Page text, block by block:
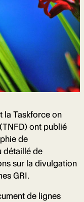
la Taskforce on
ont publié
de
détaillé de
sur la divulgation
GRI.
de lignes